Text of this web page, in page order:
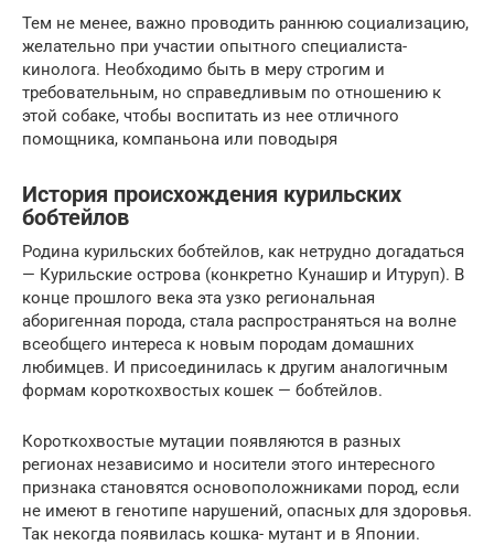
Тем не менее, важно проводить раннюю социализацию,
желательно при участии опытного специалиста-
кинолога. Необходимо быть в меру строгим и
требовательным, но справедливым по отношению к
этой собаке, чтобы воспитать из нее отличного
помощника, компаньона или поводыря
История происхождения курильских
бобтейлов
Родина курильских бобтейлов, как нетрудно догадаться
— Курильские острова (конкретно Кунашир и Итуруп). В
конце прошлого века эта узко региональная
аборигенная порода, стала распространяться на волне
всеобщего интереса к новым породам домашних
любимцев. И присоединилась к другим аналогичным
формам короткохвостых кошек — бобтейлов.
Короткохвостые мутации появляются в разных
регионах независимо и носители этого интересного
признака становятся основоположниками пород, если
не имеют в генотипе нарушений, опасных для здоровья.
Так некогда появилась кошка- мутант и в Японии.